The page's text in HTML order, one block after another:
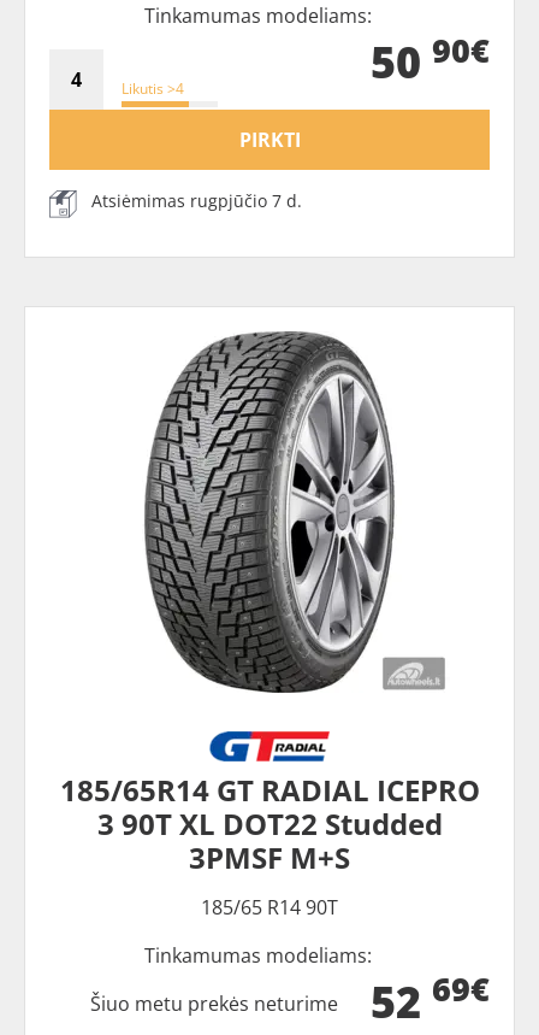
Tinkamumas modeliams:
Likutis >4 50 90€
PIRKTI
Atsiėmimas rugpjūčio 7 d.
185/65R14 GT RADIAL ICEPRO
3 90T XL DOT22 Studded
3PMSF M+S
185/65 R14 90T
Tinkamumas modeliams:
52 69€
Šiuo metu prekės neturime